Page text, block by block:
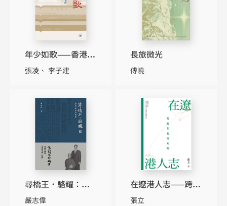
年少如歌——香港中
小學校訓、校歌、
張凌 李子建
長旅微光
傅曉
尋橋王．駱耀：尋
找詠春的奧秘
嚴志偉
在遼港人志——跨越
世紀的足跡
張立